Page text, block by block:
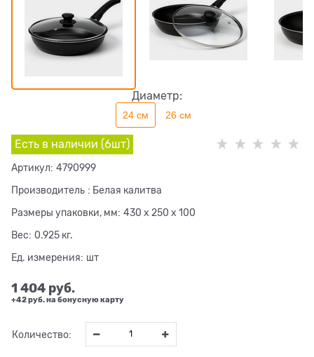
Диаметр:
24 см 26 см
Есть в наличии (6шт)
Артикул: 4790999
Производитель : Белая калитва
Размеры упаковки, мм: 430 x 250 x 100
Вес: 0.925 кг.
Ед. измерения: шт
1 404 руб.
+42 руб. на бонусную карту
Количество: